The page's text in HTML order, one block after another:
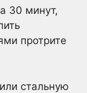
30 минут,
протрите
стальную